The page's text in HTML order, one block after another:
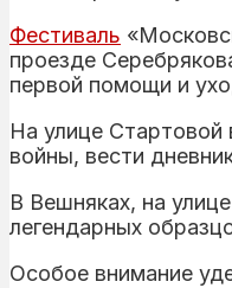
Фестиваль
проезде
первой помощи и
На улице Стартовой
войны, вести
В Вешняках, на
легендарных
Особое внимание